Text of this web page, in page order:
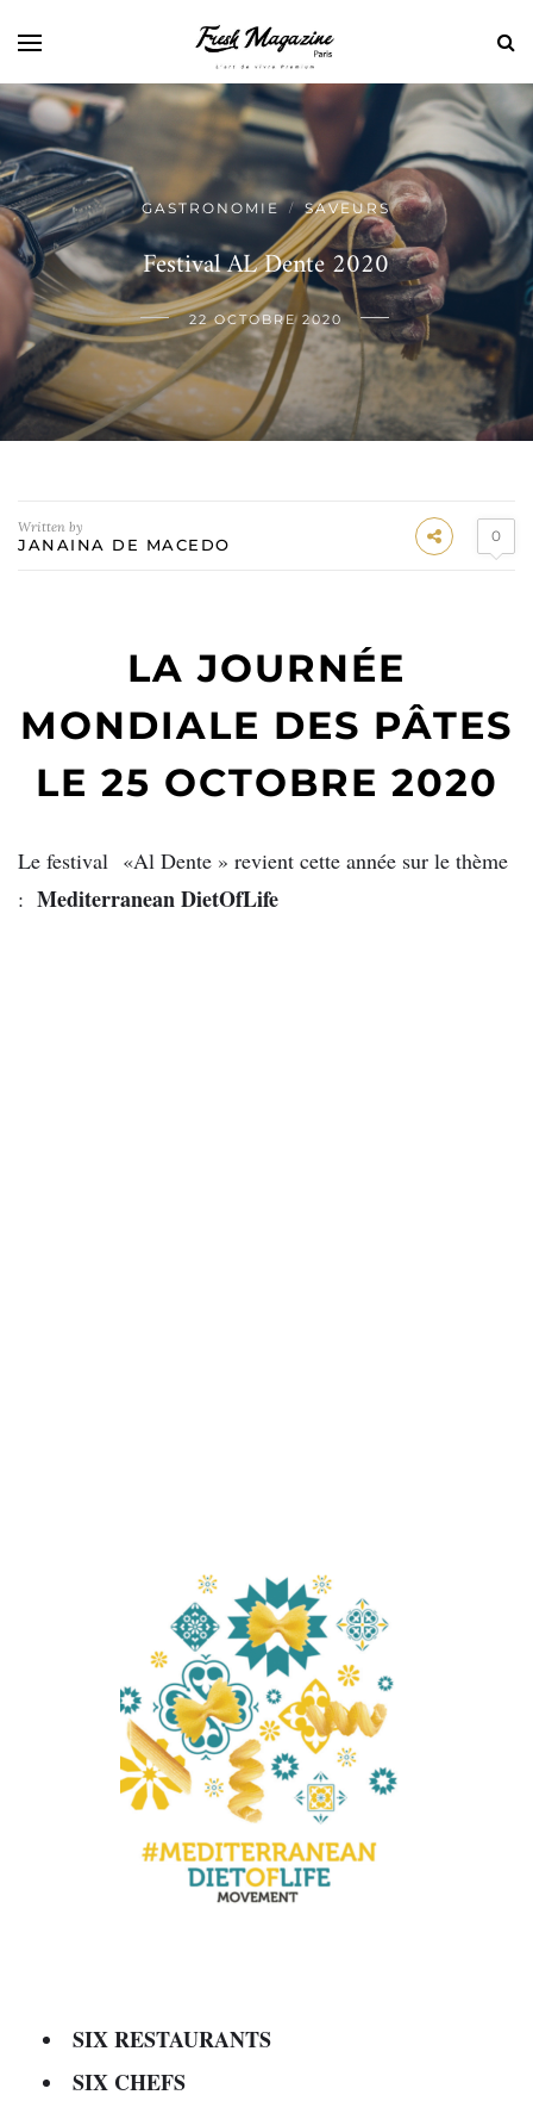
GASTRONOMIE / SAVEURS
Festival AL Dente 2020
22 OCTOBRE 2020
Written by
JANAINA DE MACEDO 0
LA JOURNÉE
MONDIALE DES PÂTES
LE 25 OCTOBRE 2020
Le festival «Al Dente » revient cette année sur le thème
: Mediterranean DietOfLife
SIX RESTAURANTS
SIX CHEFS